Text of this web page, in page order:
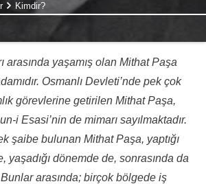
Kimdir?
arasında yaşamış olan Mithat Paşa
Osmanlı Devleti’nde pek çok
görevlerine getirilen Mithat Paşa,
i Esasi’nin de mimarı sayılmaktadır.
şaibe bulunan Mithat Paşa, yaptığı
yaşadığı dönemde de, sonrasında da
Bunlar arasında; birçok bölgede iş